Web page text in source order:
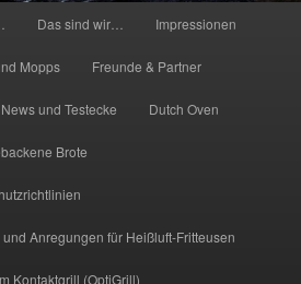
Das sind wir… Impressionen
Mopps Freunde & Partner
News und Testecke Dutch Oven
Brote
Anregungen für Heißluft-Fritteusen
Kontaktgrill (OptiGrill)